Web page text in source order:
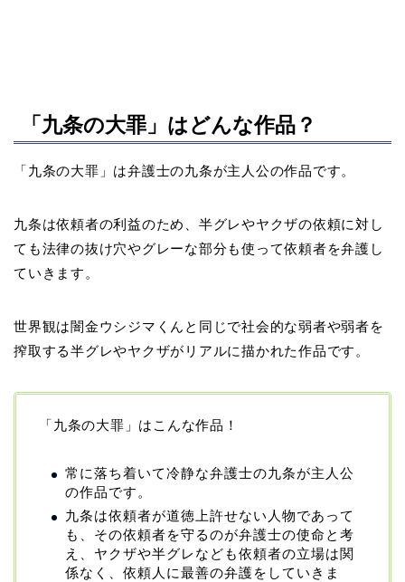
「九条の大罪」はどんな作品？
「九条の大罪」は弁護士の九条が主人公の作品です。
九条は依頼者の利益のため、半グレやヤクザの依頼に対し
ても法律の抜け穴やグレーな部分も使って依頼者を弁護し
ていきます。
世界観は闇金ウシジマくんと同じで社会的な弱者や弱者を
搾取する半グレやヤクザがリアルに描かれた作品です。
「九条の大罪」はこんな作品！
常に落ち着いて冷静な弁護士の九条が主人公
の作品です。
九条は依頼者が道徳上許せない人物であって
も、その依頼者を守るのが弁護士の使命と考
え、ヤクザや半グレなども依頼者の立場は関
係なく、依頼人に最善の弁護をしていきま